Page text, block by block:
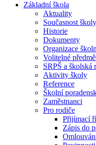
Základní škola
Aktuality
Současnost školy
Historie
Dokumenty
Organizace
Volitelné
SRPŠ a školská
Aktivity školy
Reference
Školní
Zaměstnanci
Pro rodiče
Přijímací
Zápis do